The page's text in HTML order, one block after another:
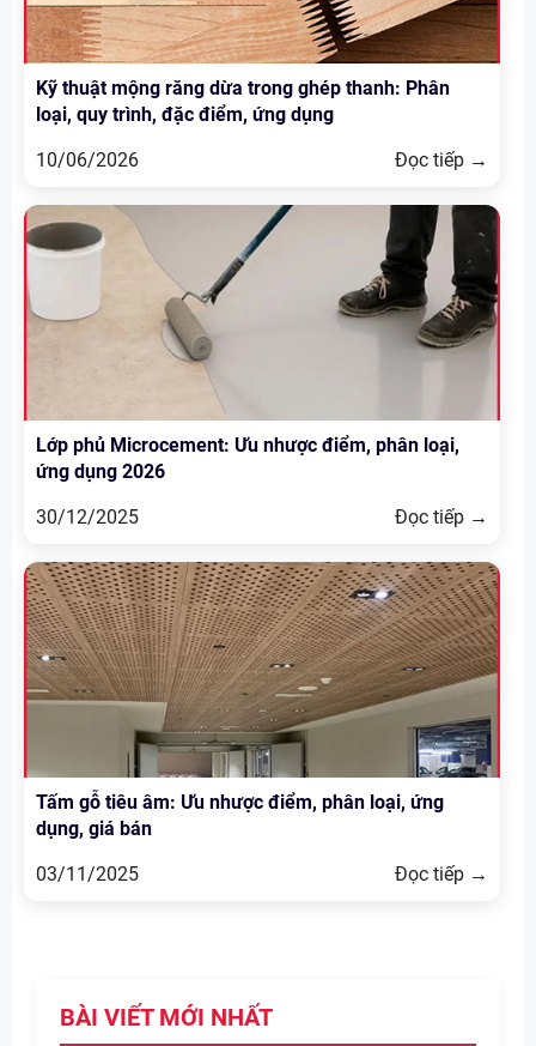
Kỹ thuật mộng răng dừa trong ghép thanh: Phân
loại, quy trình, đặc điểm, ứng dụng
10/06/2026
Đọc tiếp →
Lớp phủ Microcement: Ưu nhược điểm, phân loại,
ứng dụng 2026
30/12/2025
Đọc tiếp →
Tấm gỗ tiêu âm: Ưu nhược điểm, phân loại, ứng
dụng, giá bán
03/11/2025
Đọc tiếp →
BÀI VIẾT MỚI NHẤT